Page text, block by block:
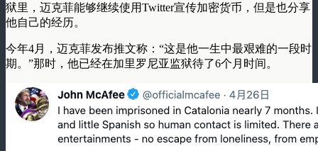
狱里，迈克菲能够继续使用Twitter宣传加密货币，但是也分享
他自己的经历。
今年4月，迈克菲发布推文称：“这是他一生中最艰难的一段时
期。”那时，他已经在加里罗尼亚监狱待了6个月时间。